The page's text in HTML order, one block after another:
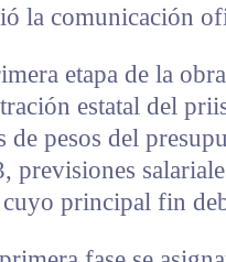
la comunicación
etapa de la
estatal del
de pesos del
previsiones
principal fin